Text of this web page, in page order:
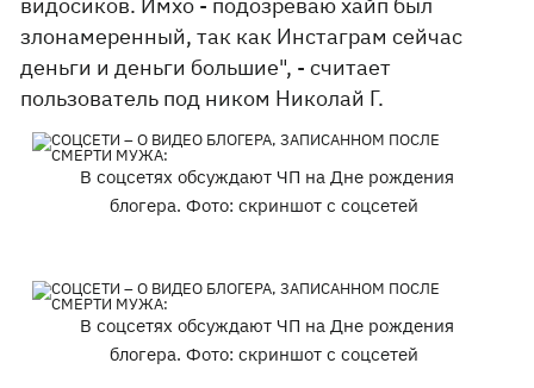
злонамеренный, так как Инстаграм сейчас
деньги и деньги большие", - считает
пользователь под ником Николай Г.
В соцсетях обсуждают ЧП на Дне рождения
блогера. Фото: скриншот с соцсетей
В соцсетях обсуждают ЧП на Дне рождения
блогера. Фото: скриншот с соцсетей